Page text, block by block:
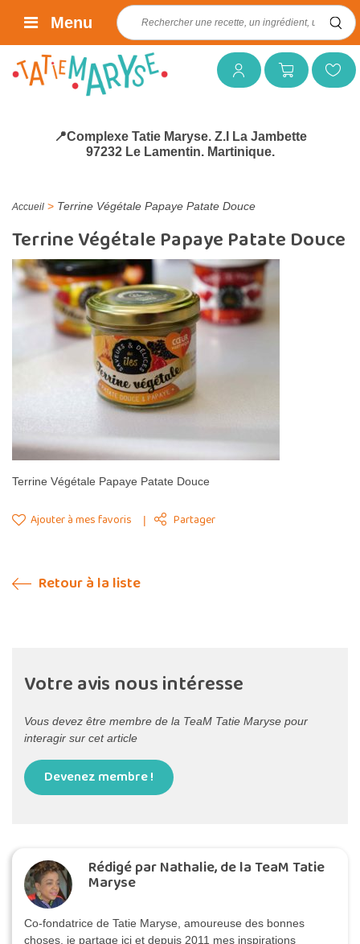
Mon compteMon panierMes favoris
Rechercher :
Menu
📍Complexe Tatie Maryse. Z.I La Jambette
97232 Le Lamentin. Martinique.
Accueil > Terrine Végétale Papaye Patate Douce
Terrine Végétale Papaye Patate Douce
Terrine Végétale Papaye Patate Douce
Ajouter à mes favoris Partager
Retour à la liste
Votre avis nous intéresse
Vous devez être membre de la TeaM Tatie Maryse pour
interagir sur cet article
Devenez membre !
Rédigé par Nathalie, de la TeaM Tatie
Maryse
Co-fondatrice de Tatie Maryse, amoureuse des bonnes
choses, je partage ici et depuis 2011 mes inspirations